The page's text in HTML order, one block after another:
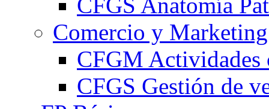
Comercio y Marketing
CFGM Actividades
CFGS Gestión de